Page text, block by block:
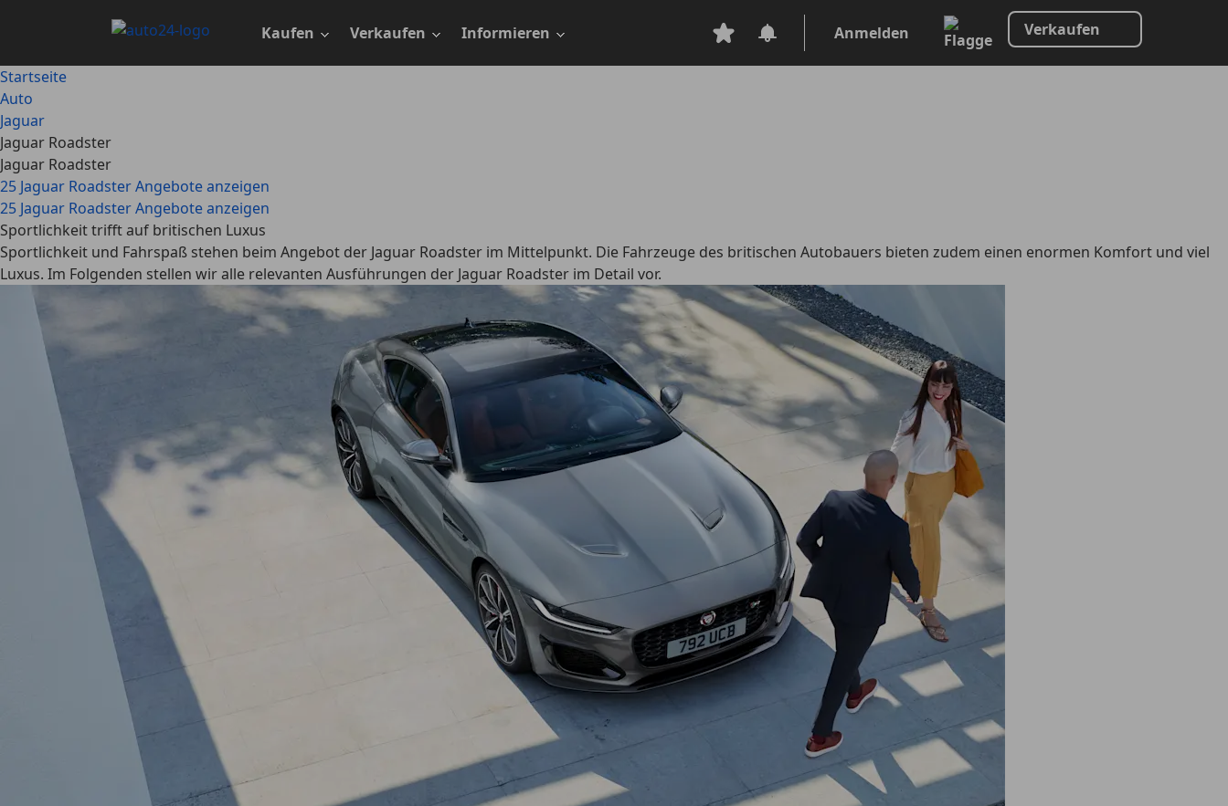
Kaufen Verkaufen Informieren Anmelden Verkaufen
Startseite
Auto
Jaguar
Jaguar Roadster
Jaguar Roadster
25 Jaguar Roadster Angebote anzeigen
25 Jaguar Roadster Angebote anzeigen
Sportlichkeit trifft auf britischen Luxus
Sportlichkeit und Fahrspaß stehen beim Angebot der Jaguar Roadster im Mittelpunkt. Die Fahrzeuge des britischen Autobauers bieten zudem einen enormen Komfort und viel
Luxus. Im Folgenden stellen wir alle relevanten Ausführungen der Jaguar Roadster im Detail vor.